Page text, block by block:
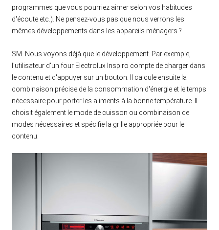
programmes que vous pourriez aimer selon vos habitudes
d'écoute etc.). Ne pensez-vous pas que nous verrons les
mêmes développements dans les appareils ménagers ?
SM. Nous voyons déjà que le développement. Par exemple,
l'utilisateur d'un four Electrolux Inspiro compte de charger dans
le contenu et d'appuyer sur un bouton. Il calcule ensuite la
combinaison précise de la consommation d'énergie et le temps
nécessaire pour porter les aliments à la bonne température. Il
choisit également le mode de cuisson ou combinaison de
modes nécessaires et spécifie la grille appropriée pour le
contenu.